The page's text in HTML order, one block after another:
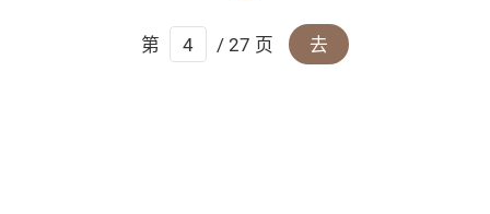
第 / 27 页 去